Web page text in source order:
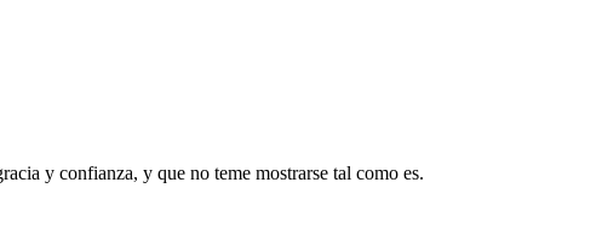
y confianza, y que no teme mostrarse tal como es.